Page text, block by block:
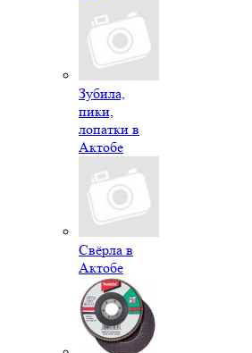
Зубила,
пики,
лопатки в
Актобе
Свёрла в
Актобе